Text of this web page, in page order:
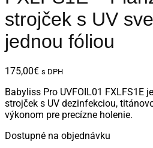
strojček s UV
jednou fóliou
175,00€ s DPH
Babyliss Pro UVFOIL01 FXLFS1E
strojček s UV dezinfekciou,
výkonom pre precízne holenie.
Dostupné na objednávku